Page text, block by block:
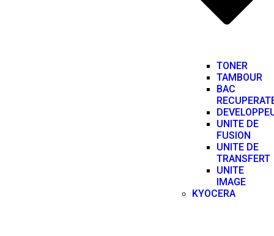
TONER
TAMBOUR
BAC
UNITE DE
FUSION
UNITE DE
TRANSFERT
UNITE
IMAGE
KYOCERA